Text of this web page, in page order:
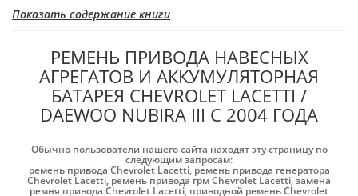
Показать содержание книги
РЕМЕНЬ ПРИВОДА НАВЕСНЫХ
АГРЕГАТОВ И АККУМУЛЯТОРНАЯ
БАТАРЕЯ CHEVROLET LACETTI /
DAEWOO NUBIRA III С 2004 ГОДА
Обычно пользователи нашего сайта находят эту страницу по
следующим запросам:
ремень привода Chevrolet Lacetti, ремень привода генератора
Chevrolet Lacetti, ремень привода грм Chevrolet Lacetti,замена
ремня привода Chevrolet Lacetti, приводной ремень Chevrolet